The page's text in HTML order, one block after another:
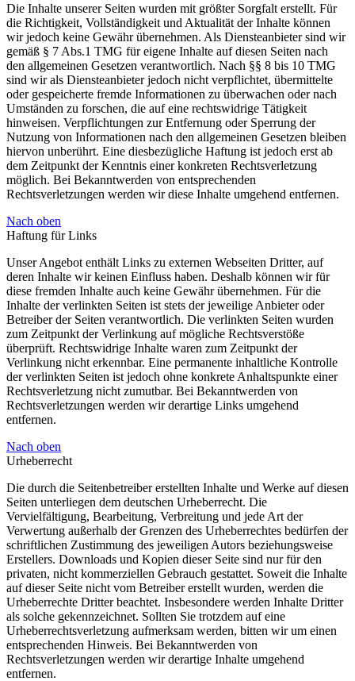
Die Inhalte unserer Seiten wurden mit größter Sorgfalt erstellt. Für
die Richtigkeit, Vollständigkeit und Aktualität der Inhalte können
wir jedoch keine Gewähr übernehmen. Als Diensteanbieter sind wir
gemäß § 7 Abs.1 TMG für eigene Inhalte auf diesen Seiten nach
den allgemeinen Gesetzen verantwortlich. Nach §§ 8 bis 10 TMG
sind wir als Diensteanbieter jedoch nicht verpflichtet, übermittelte
oder gespeicherte fremde Informationen zu überwachen oder nach
Umständen zu forschen, die auf eine rechtswidrige Tätigkeit
hinweisen. Verpflichtungen zur Entfernung oder Sperrung der
Nutzung von Informationen nach den allgemeinen Gesetzen bleiben
hiervon unberührt. Eine diesbezügliche Haftung ist jedoch erst ab
dem Zeitpunkt der Kenntnis einer konkreten Rechtsverletzung
möglich. Bei Bekanntwerden von entsprechenden
Rechtsverletzungen werden wir diese Inhalte umgehend entfernen.
Nach oben
Haftung für Links
Unser Angebot enthält Links zu externen Webseiten Dritter, auf
deren Inhalte wir keinen Einfluss haben. Deshalb können wir für
diese fremden Inhalte auch keine Gewähr übernehmen. Für die
Inhalte der verlinkten Seiten ist stets der jeweilige Anbieter oder
Betreiber der Seiten verantwortlich. Die verlinkten Seiten wurden
zum Zeitpunkt der Verlinkung auf mögliche Rechtsverstöße
überprüft. Rechtswidrige Inhalte waren zum Zeitpunkt der
Verlinkung nicht erkennbar. Eine permanente inhaltliche Kontrolle
der verlinkten Seiten ist jedoch ohne konkrete Anhaltspunkte einer
Rechtsverletzung nicht zumutbar. Bei Bekanntwerden von
Rechtsverletzungen werden wir derartige Links umgehend
entfernen.
Nach oben
Urheberrecht
Die durch die Seitenbetreiber erstellten Inhalte und Werke auf diesen
Seiten unterliegen dem deutschen Urheberrecht. Die
Vervielfältigung, Bearbeitung, Verbreitung und jede Art der
Verwertung außerhalb der Grenzen des Urheberrechtes bedürfen der
schriftlichen Zustimmung des jeweiligen Autors beziehungsweise
Erstellers. Downloads und Kopien dieser Seite sind nur für den
privaten, nicht kommerziellen Gebrauch gestattet. Soweit die Inhalte
auf dieser Seite nicht vom Betreiber erstellt wurden, werden die
Urheberrechte Dritter beachtet. Insbesondere werden Inhalte Dritter
als solche gekennzeichnet. Sollten Sie trotzdem auf eine
Urheberrechtsverletzung aufmerksam werden, bitten wir um einen
entsprechenden Hinweis. Bei Bekanntwerden von
Rechtsverletzungen werden wir derartige Inhalte umgehend
entfernen.